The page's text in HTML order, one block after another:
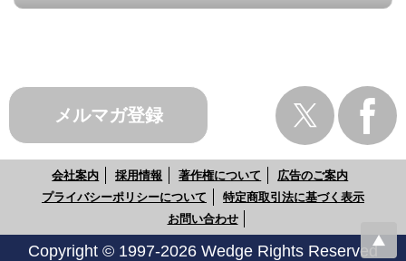
メルマガ登録
会社案内 採用情報 著作権について
広告のご案内
プライバシーポリシーについて
特定商取引法に基づく表示
お問い合わせ
Copyright © 1997-2026 Wedge Rights Reserved